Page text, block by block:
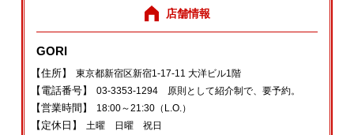
店舗情報
GORI
【住所】 東京都新宿区新宿1‐17‐11 大洋ビル1階
【電話番号】 03‐3353‐1294 原則として紹介制で、要予約。
【営業時間】 18:00～21:30（L.O.）
【定休日】 土曜 日曜 祝日